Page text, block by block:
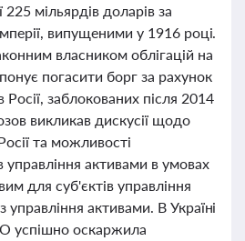
225 мільярдів доларів за
випущеними у 1916 році.
власником облігацій на
погасити борг за рахунок
заблокованих після 2014
викликав дискусії щодо
та можливості
управління активами в умовах
для суб'єктів управління
активами. В Україні
успішно оскаржила